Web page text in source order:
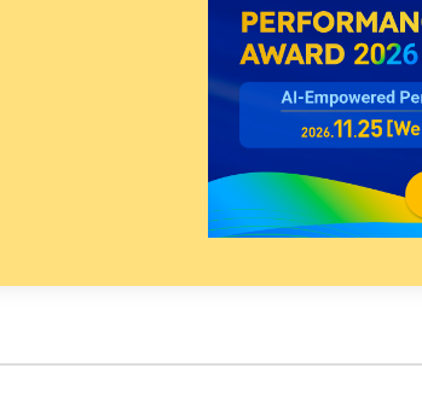
AI マネジメント Dojo
AI部下との対話シミュレーションで
マネジメント課題を特定。個別フィ
ードバックでスキルを定着
製品紹介や営業トレーニングといっ
た、重要なビジネスプレゼンに最適
の質を飛躍的に高め、スキルアップ